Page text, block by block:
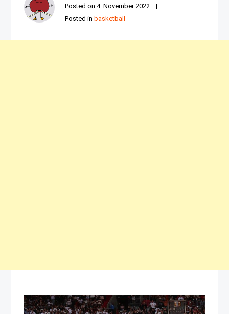
Posted on4. November 2022
Posted in basketball